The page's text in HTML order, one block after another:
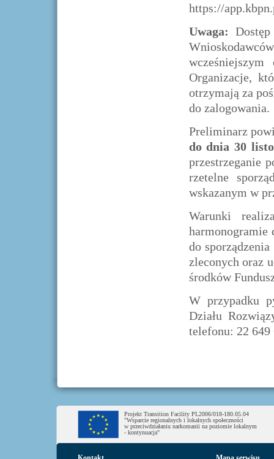
https://
Uwaga:
Organizacje,
otrzymają za
do zalogowania.
Preliminarz
do dnia 30
przestrzeganie
rzetelne
wskazanym w
Warunki
harmonogramie
do
zleconych oraz
środków
W przypadku
Działu
telefonu: 22 649
Projekt Transition Facility PL2006/018-180.05.04
"Wsparcie regionalnych i lokalnych społeczności
w przeciwdziałaniu narkomanii na poziomie lokalnym
- kontynuacja"